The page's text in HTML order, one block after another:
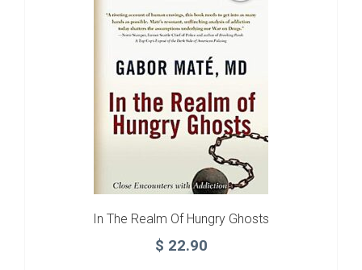
In The Realm Of Hungry Ghosts
$ 22.90